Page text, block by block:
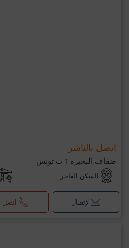
اتصل بالناشر
ضفاف البحيرة 1 ب تونس
السكن الفاخر
لإتصال اتصل